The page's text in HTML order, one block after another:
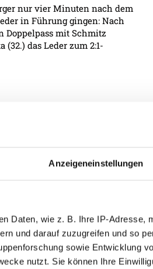
Anzeigeneinstellungen
Daten, wie z. B. Ihre IP-Adresse,
und darauf zuzugreifen und so
sowie Entwicklung
nutzt. Sie können Ihre
nur vier Minuten nach dem
in Führung gingen: Nach
Doppelpass mit Schmitz
(32.) das Leder zum 2:1-
einen Angriff nach dem
wurden die Wikinger
das Bollwerk und
nach vorne zu spielen,
zu erzielen. Zuerst
Thomas Murg (68.)